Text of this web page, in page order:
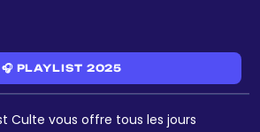
🎧 PLAYLIST 2025
Culte vous offre tous les jours